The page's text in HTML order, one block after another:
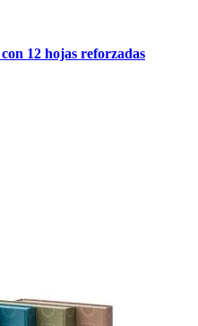
12 hojas reforzadas